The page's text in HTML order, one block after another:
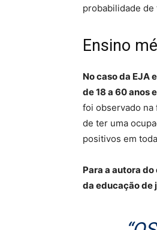
probabilidade de
Ensino
No caso da EJA
de 18 a 60 anos
foi observado na
de ter uma
positivos em
Para a autora
da educação de